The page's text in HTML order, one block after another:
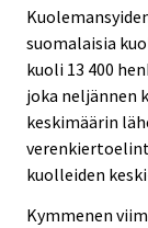
suomalaisia
kuoli 13 400
joka neljännen
keskimäärin
kuolleiden
Kymmenen